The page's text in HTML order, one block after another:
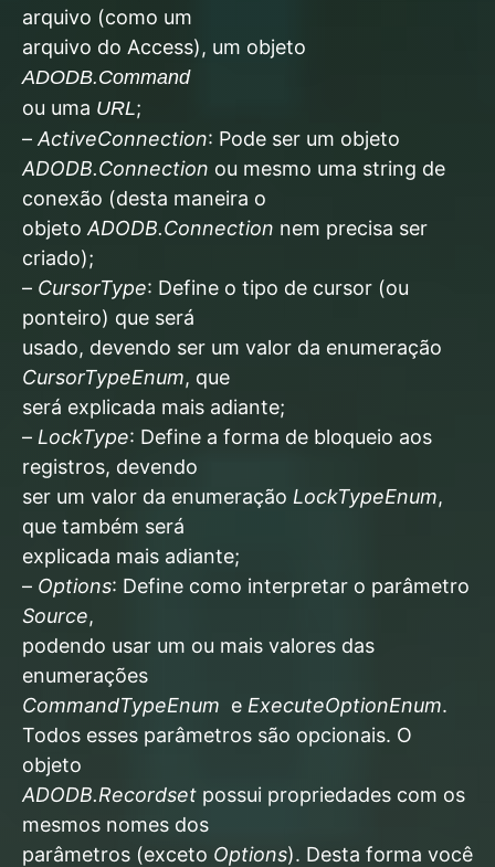
arquivo (como um
arquivo do Access), um objeto
ADODB.Command
ou uma URL;
– ActiveConnection: Pode ser um objeto
ADODB.Connection ou mesmo uma string de
conexão (desta maneira o
objeto ADODB.Connection nem precisa ser
criado);
– CursorType: Define o tipo de cursor (ou
ponteiro) que será
usado, devendo ser um valor da enumeração
CursorTypeEnum, que
será explicada mais adiante;
– LockType: Define a forma de bloqueio aos
registros, devendo
ser um valor da enumeração LockTypeEnum,
que também será
explicada mais adiante;
– Options: Define como interpretar o parâmetro
Source,
podendo usar um ou mais valores das
enumerações
CommandTypeEnum e ExecuteOptionEnum.
Todos esses parâmetros são opcionais. O
objeto
ADODB.Recordset possui propriedades com os
mesmos nomes dos
parâmetros (exceto Options). Desta forma você